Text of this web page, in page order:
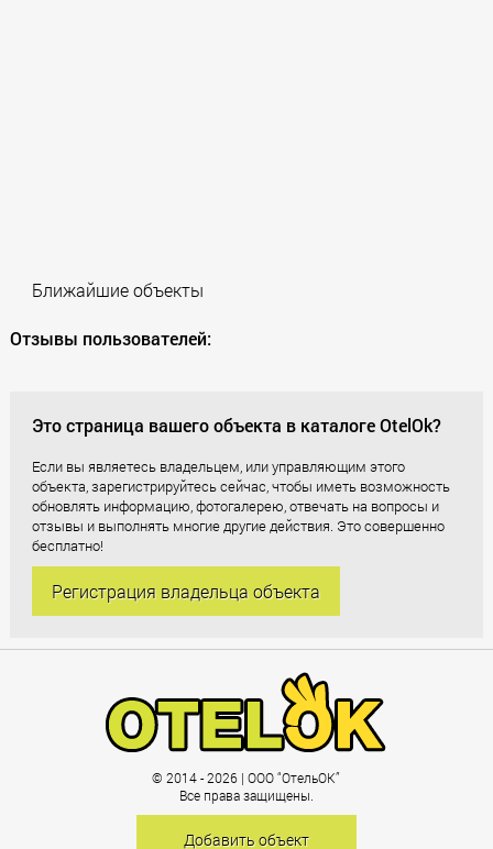
Ближайшие объекты
Отзывы пользователей:
Это страница вашего объекта в каталоге OtelOk?
Если вы являетесь владельцем, или управляющим этого
объекта, зарегистрируйтесь сейчас, чтобы иметь возможность
обновлять информацию, фотогалерею, отвечать на вопросы и
отзывы и выполнять многие другие действия. Это совершенно
бесплатно!
Регистрация владельца объекта
© 2014 - 2026 | ООО “ОтельОК”
Все права защищены.
Добавить объект